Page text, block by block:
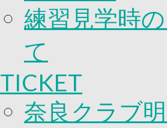
練習見学時
て
TICKET
奈良クラブ